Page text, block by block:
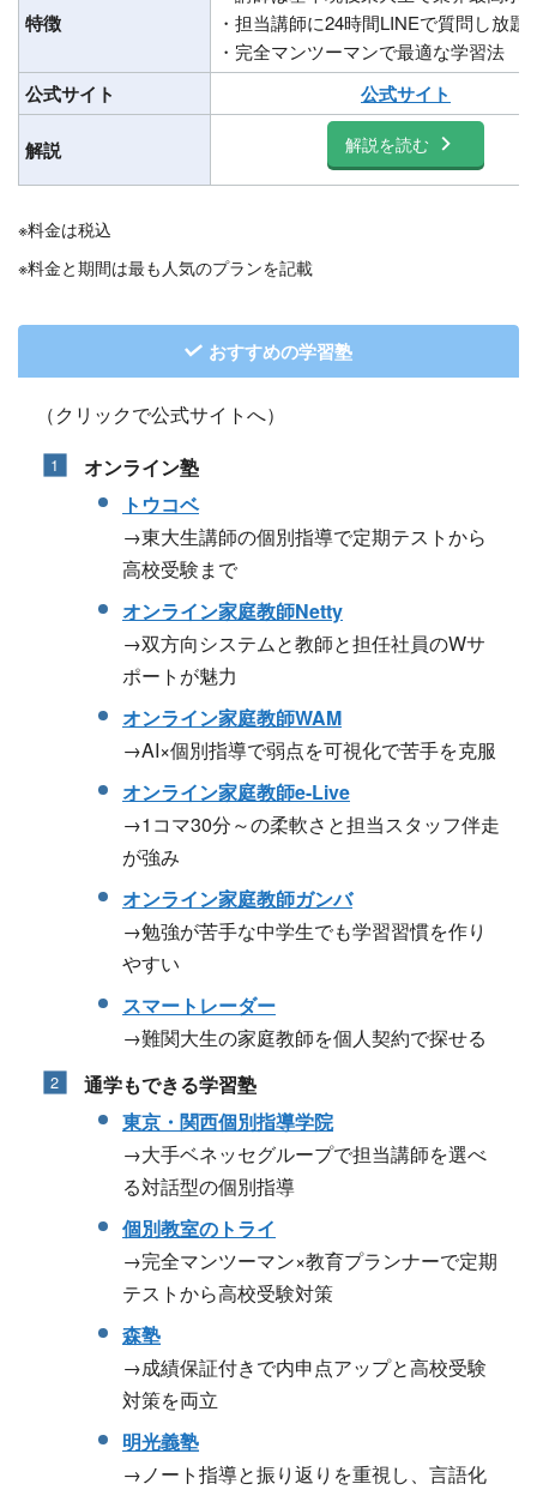
特徴
・担当講師に24時間LINEで質問し放題
・完全マンツーマンで​最適な学習法
公式サイト 公式サイト
解説 解説を読む
※料金は税込
※料金と期間は最も人気のプランを記載
おすすめの学習塾
（クリックで公式サイトへ）
オンライン塾
トウコベ
→東大生講師の個別指導で定期テストから
高校受験まで
オンライン家庭教師Netty
→双方向システムと教師と担任社員のWサ
ポートが魅力
オンライン家庭教師WAM
→AI×個別指導で弱点を可視化で苦手を克服
オンライン家庭教師e-Live
→1コマ30分～の柔軟さと担当スタッフ伴走
が強み
オンライン家庭教師ガンバ
→勉強が苦手な中学生でも学習習慣を作り
やすい
スマートレーダー
→難関大生の家庭教師を個人契約で探せる
通学もできる学習塾
東京・関西個別指導学院
→大手ベネッセグループで担当講師を選べ
る対話型の個別指導
個別教室のトライ
→完全マンツーマン×教育プランナーで定期
テストから高校受験対策
森塾
→成績保証付きで内申点アップと高校受験
対策を両立
明光義塾
→ノート指導と振り返りを重視し、言語化